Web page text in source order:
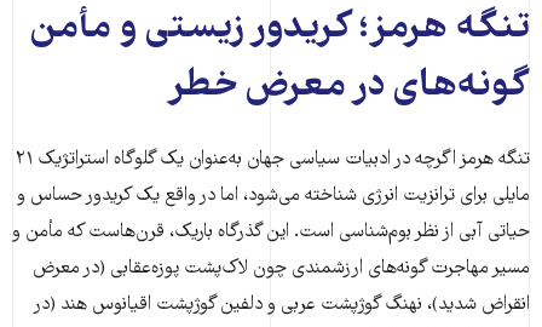
تنگه هرمز؛ کریدور زیستی و مأمن
گونه‌های در معرض خطر
تنگه هرمز اگرچه در ادبیات سیاسی جهان به‌عنوان یک گلوگاه استراتژیک ۲۱
مایلی برای ترانزیت انرژی شناخته می‌شود، اما در واقع یک کریدور حساس و
حیاتی آبی از نظر بوم‌شناسی است. این گذرگاه باریک، قرن‌هاست که مأمن و
مسیر مهاجرت گونه‌های ارزشمندی چون لاک‌پشت پوزه‌عقابی (در معرض
انقراض شدید)، نهنگ گوژپشت عربی و دلفین گوژپشت اقیانوس هند (در